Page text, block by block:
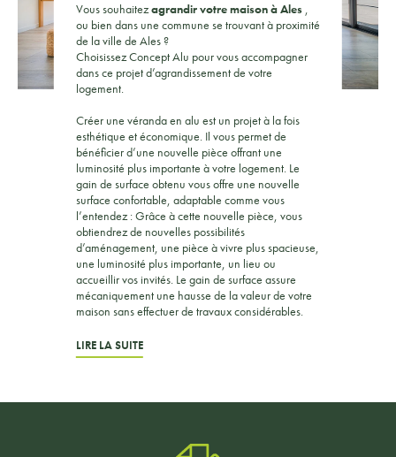
Vous souhaitezagrandir votre maison à Ales,
ou bien dans une commune se trouvant à proximité
de la ville de Ales ?
Choisissez Concept Alu pour vous accompagner
dans ce projet d’agrandissement de votre
logement.
Créer une véranda en alu est un projet à la fois
esthétique et économique. Il vous permet de
bénéficier d’une nouvelle pièce offrant une
luminosité plus importante à votre logement. Le
gain de surface obtenu vous offre une nouvelle
surface confortable, adaptable comme vous
l’entendez : Grâce à cette nouvelle pièce, vous
obtiendrez de nouvelles possibilités
d’aménagement, une pièce à vivre plus spacieuse,
une luminosité plus importante, un lieu ou
accueillir vos invités. Le gain de surface assure
mécaniquement une hausse de la valeur de votre
maison sans effectuer de travaux considérables.
LIRE LA SUITE
conception à la finalisation de votre extension.